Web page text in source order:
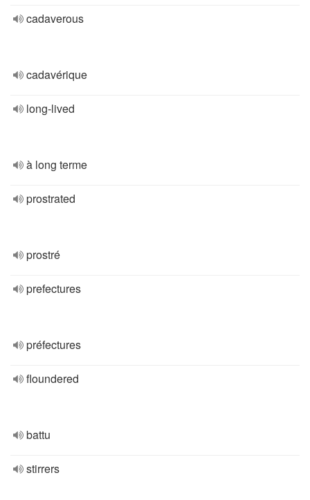
cadaverous
cadavérique
long-lived
à long terme
prostrated
prostré
prefectures
préfectures
floundered
battu
stirrers